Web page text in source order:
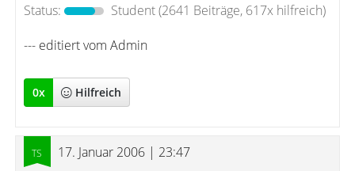
Status:
Student(2641 Beiträge, 617x hilfreich)
--- editiert vom Admin
0x Hilfreich
17. Januar 2006 | 23:47